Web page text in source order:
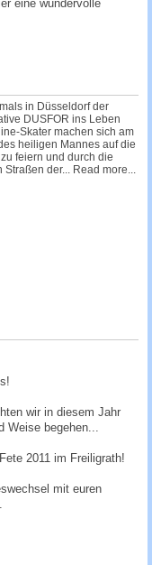
eine wundervolle
in Düsseldorf der
DUSFOR ins Leben
Skater machen sich am
heiligen Mannes auf die
feiern und durch die
der... Read more...
wir in diesem Jahr
Weise begehen...
2011 im Freiligrath!
mit euren